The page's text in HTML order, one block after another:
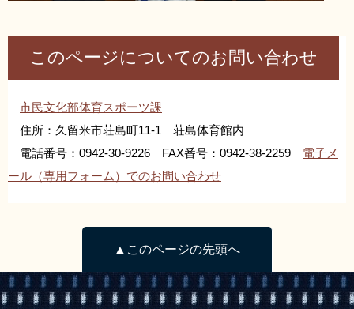
このページについてのお問い合わせ
市民文化部体育スポーツ課
住所：久留米市荘島町11-1 荘島体育館内
電話番号：0942-30-9226 FAX番号：0942-38-2259 電子メ
ール（専用フォーム）でのお問い合わせ
▲このページの先頭へ